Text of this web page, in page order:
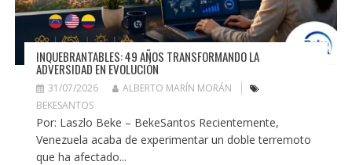
INQUEBRANTABLES: 49 AÑOS TRANSFORMANDO LA
ADVERSIDAD EN EVOLUCIÓN
31/07/2026
ALBERTO MARÍN MORÁN
BEKESANTOS
Por: Laszlo Beke – BekeSantos Recientemente,
Venezuela acaba de experimentar un doble terremoto
que ha afectado...